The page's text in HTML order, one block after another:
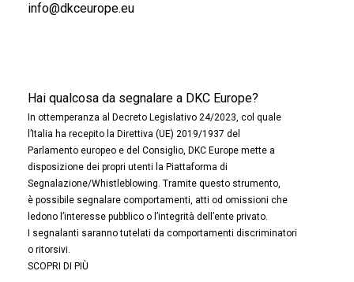
info@dkceurope.eu
Hai qualcosa da segnalare a DKC Europe?
In ottemperanza al Decreto Legislativo 24/2023, col quale
l’Italia ha recepito la Direttiva (UE) 2019/1937 del
Parlamento europeo e del Consiglio, DKC Europe mette a
disposizione dei propri utenti la Piattaforma di
Segnalazione/Whistleblowing. Tramite questo strumento,
è possibile segnalare comportamenti, atti od omissioni che
ledono l’interesse pubblico o l’integrità dell’ente privato.
I segnalanti saranno tutelati da comportamenti discriminatori
o ritorsivi.
SCOPRI DI PIÙ